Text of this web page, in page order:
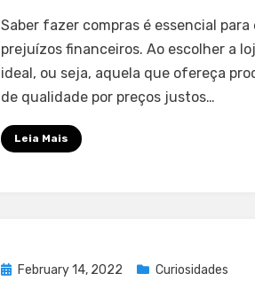
escolher
a
loja
de
Saber fazer compras é essencial
prejuízos financeiros. Ao escolher a
ideal, ou seja, aquela que ofereça
de qualidade por preços justos…
Leia Mais
PostedFebruary 14, 2022 Curiosidades